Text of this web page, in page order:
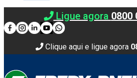
Ligue agora 0800
Clique aqui e ligue agora